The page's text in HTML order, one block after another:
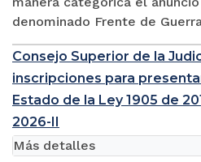
denominado Frente de
Consejo Superior de la
inscripciones para
Estado de la Ley 1905 de
2026-II
Más detalles